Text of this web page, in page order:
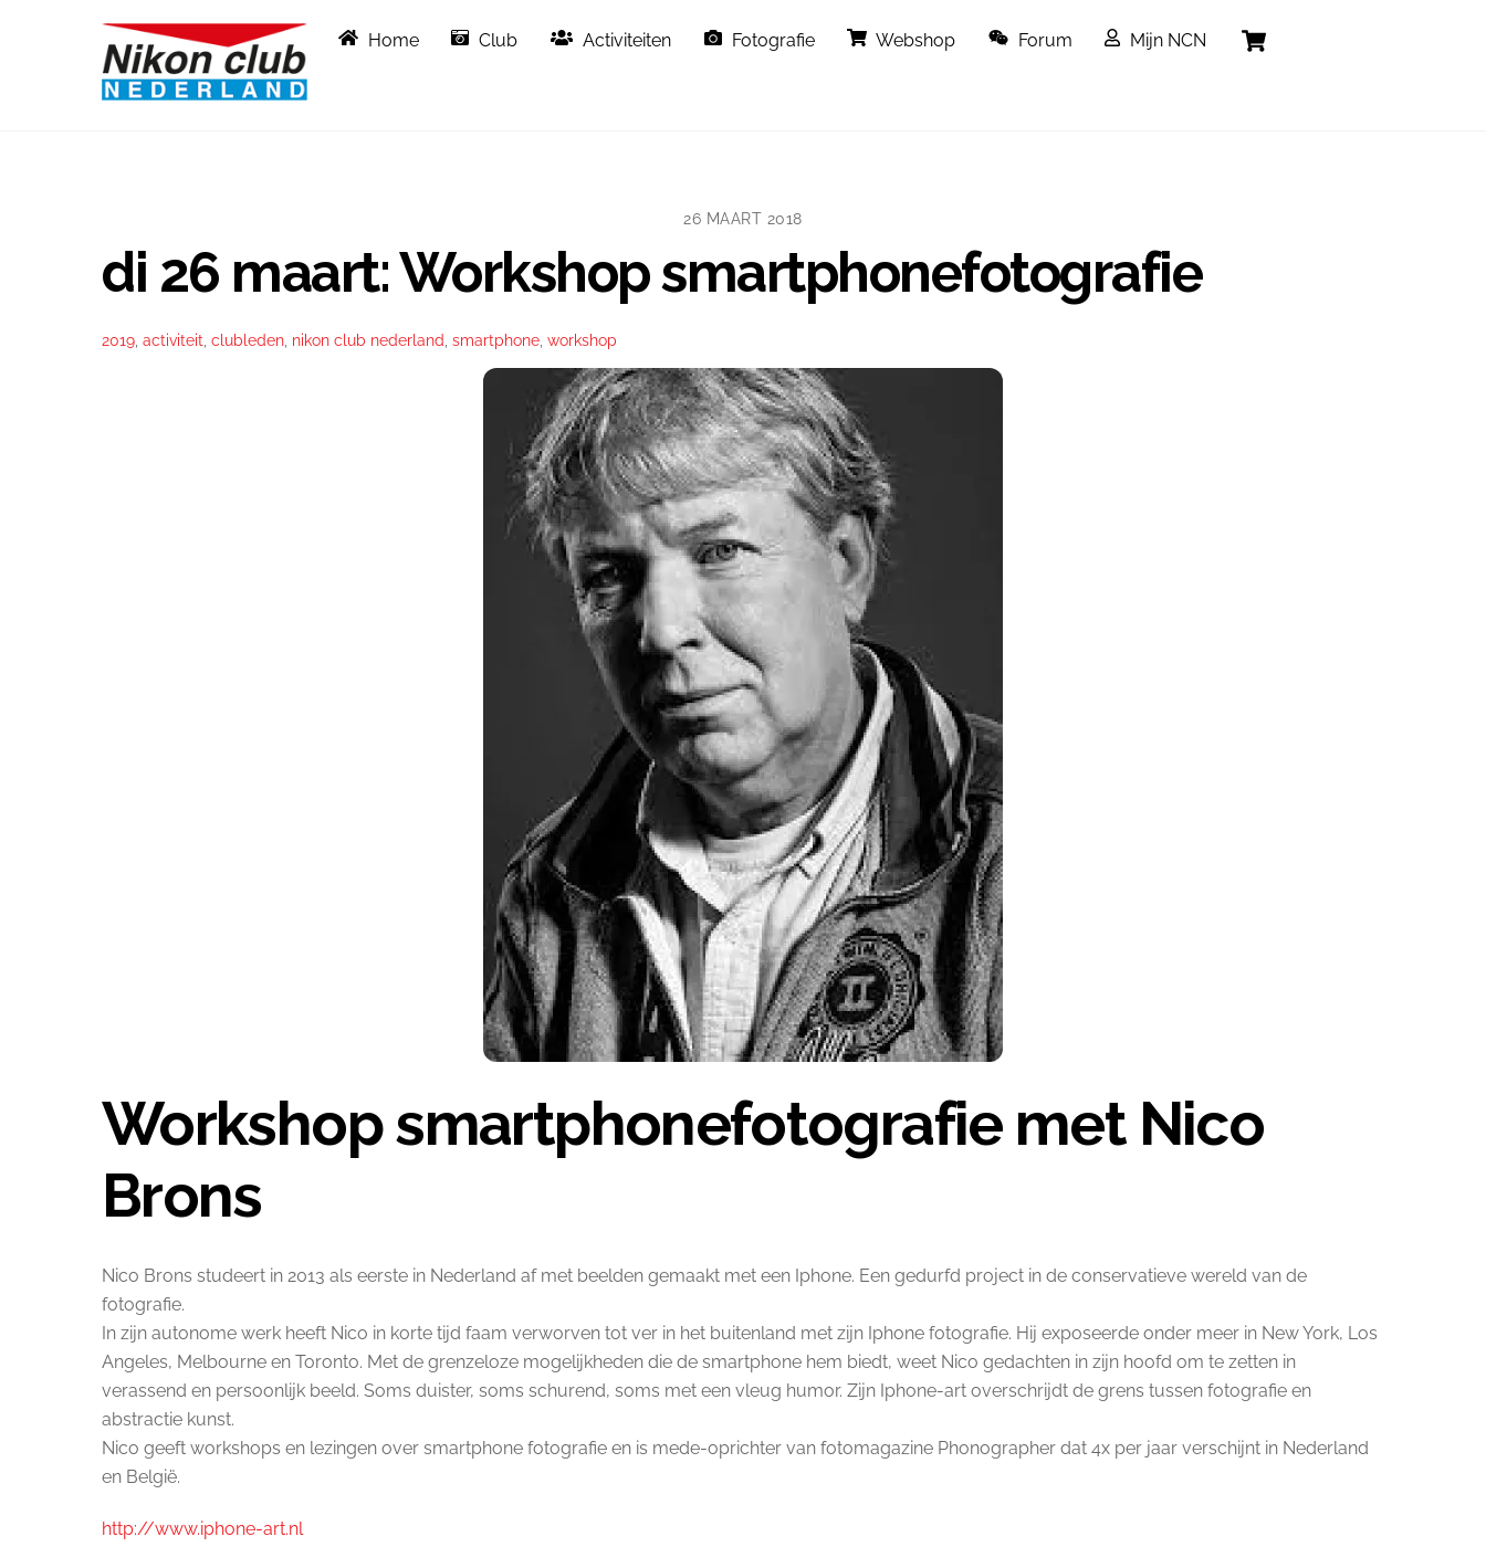
Home Club Activiteiten Fotografie Webshop Forum Mijn NCN
26 MAART 2018
di 26 maart: Workshop smartphonefotografie
2019 activiteit clubleden nikon club nederland smartphone workshop
Workshop smartphonefotografie met Nico
Brons
Nico Brons studeert in 2013 als eerste in Nederland af met beelden gemaakt met een Iphone. Een gedurfd project in de conservatieve wereld van de
fotografie.
In zijn autonome werk heeft Nico in korte tijd faam verworven tot ver in het buitenland met zijn Iphone fotografie. Hij exposeerde onder meer in New York, Los
Angeles, Melbourne en Toronto. Met de grenzeloze mogelijkheden die de smartphone hem biedt, weet Nico gedachten in zijn hoofd om te zetten in
verassend en persoonlijk beeld. Soms duister, soms schurend, soms met een vleug humor. Zijn Iphone-art overschrijdt de grens tussen fotografie en
abstractie kunst.
Nico geeft workshops en lezingen over smartphone fotografie en is mede-oprichter van fotomagazine Phonographer dat 4x per jaar verschijnt in Nederland
en België.
http://www.iphone-art.nl
To